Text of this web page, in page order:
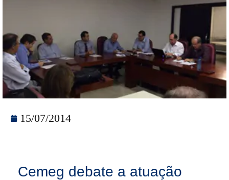
15/07/2014
Cemeg debate a atuação